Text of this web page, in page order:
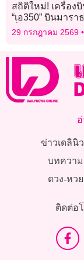
สถิติใหม่! เครื่อง
“เอ350” บินมารา
ชั่วโมง จากออสเต
ฝรั่งเศส
29 กรกฎาคม 2569
ข่าวเดลินิ
บทความ
ดวง-หวย
ติดต่อ